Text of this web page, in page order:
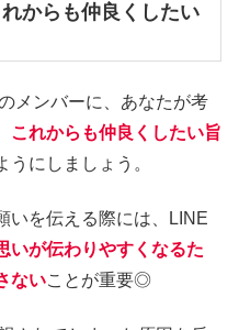
からも仲良くしたい
メンバーに、あなたが考
これからも仲良くしたい旨
うにしましょう。
いを伝える際には、LINE
いが伝わりやすくなるた
ないことが重要◎